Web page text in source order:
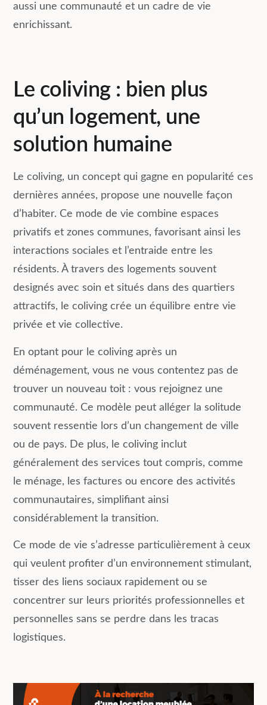
aussi une communauté et un cadre de vie
enrichissant.
Le coliving : bien plus
qu’un logement, une
solution humaine
Le coliving, un concept qui gagne en popularité ces
dernières années, propose une nouvelle façon
d’habiter. Ce mode de vie combine espaces
privatifs et zones communes, favorisant ainsi les
interactions sociales et l’entraide entre les
résidents. À travers des logements souvent
designés avec soin et situés dans des quartiers
attractifs, le coliving crée un équilibre entre vie
privée et vie collective.
En optant pour le coliving après un
déménagement, vous ne vous contentez pas de
trouver un nouveau toit : vous rejoignez une
communauté. Ce modèle peut alléger la solitude
souvent ressentie lors d’un changement de ville
ou de pays. De plus, le coliving inclut
généralement des services tout compris, comme
le ménage, les factures ou encore des activités
communautaires, simplifiant ainsi
considérablement la transition.
Ce mode de vie s’adresse particulièrement à ceux
qui veulent profiter d’un environnement stimulant,
tisser des liens sociaux rapidement ou se
concentrer sur leurs priorités professionnelles et
personnelles sans se perdre dans les tracas
logistiques.